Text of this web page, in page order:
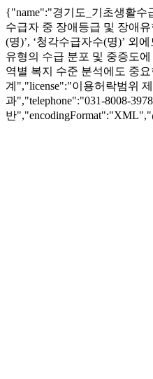
{"name":"경기도_기초생활수
수급자 중 장애등급 및 장애유
(명)’, ‘청각수급자수(명)’ 외
유형의 수급 분포 및 중증도
역별 복지 수준 분석에도 중
계","license":"이용허락범위
과","telephone":"031-8008-
반